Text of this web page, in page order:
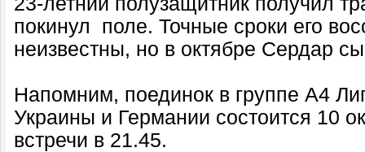
покинул поле. Точные сроки его
неизвестны, но в октябре Сердар
Напомним, поединок в группе А4
Украины и Германии состоится 10
встречи в 21.45.